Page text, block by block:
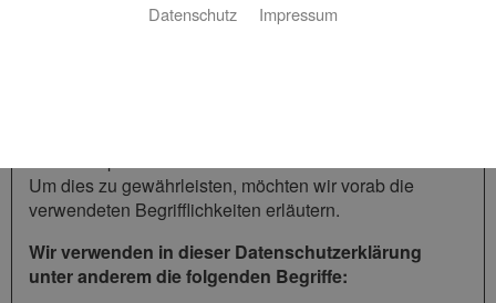
Wasser Heizung GmbH & Co. KG beruht auf den
Um dies zu gewährleisten, möchten wir vorab die
verwendeten Begrifflichkeiten erläutern.
Wir verwenden in dieser Datenschutzerklärung
unter anderem die folgenden Begriffe:
Datenschutz Impressum